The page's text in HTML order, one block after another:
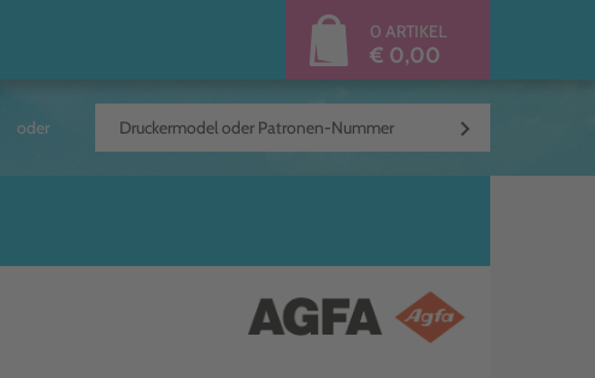
0 ARTIKEL
€ 0,00
oder keyboard_arrow_right